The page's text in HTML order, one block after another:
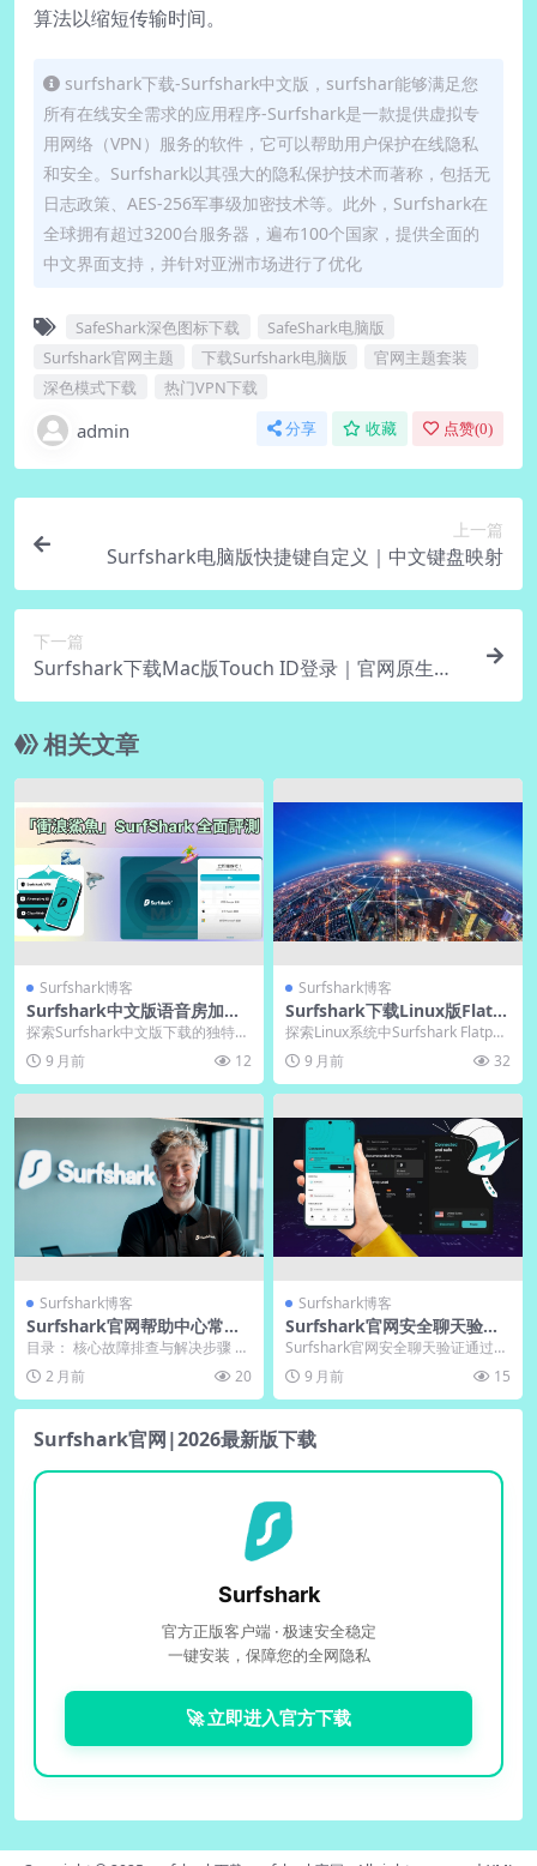
算法以缩短传输时间。
surfshark下载-Surfshark中文版，surfshar能够满足您
所有在线安全需求的应用程序-Surfshark是一款提供虚拟专
用网络（VPN）服务的软件，它可以帮助用户保护在线隐私
和安全。Surfshark以其强大的隐私保护技术而著称，包括无
日志政策、AES-256军事级加密技术等。此外，Surfshark在
全球拥有超过3200台服务器，遍布100个国家，提供全面的
中文界面支持，并针对亚洲市场进行了优化
SafeShark深色图标下载
SafeShark电脑版
Surfshark官网主题
下载Surfshark电脑版
官网主题套装
深色模式下载
热门VPN下载
admin 分享 收藏 点赞(0)
上一篇
Surfshark电脑版快捷键自定义｜中文键盘映射
下一篇
Surfshark下载Mac版Touch ID登录｜官网原生适
配
相关文章
Surfshark博客
Surfshark中文版语音房加速
｜桌面版低延迟模式
探索Surfshark中文版下载的独特魅
力，其全面汉化界面与本地化服务
极大降低中...
9 月前 12
Surfshark博客
Surfshark下载Linux版Flatp
ak｜Surfshark官网跨发行版
探索Linux系统中Surfshark Flatpak
版本的便捷安装与跨发行版兼...
9 月前 32
Surfshark博客
Surfshark官网帮助中心常见
问题自助解决
目录： 核心故障排查与解决步骤 步
骤一：基础检查 步骤二：网络与连
接问题修复 特...
2 月前 20
Surfshark博客
Surfshark官网安全聊天验证
｜下载后核对密钥图标
Surfshark官网安全聊天验证通过端
到端加密与多重认证协议保障通信
隐私，有效...
9 月前 15
Surfshark官网|2026最新版下载
Surfshark
官方正版客户端 · 极速安全稳定
一键安装，保障您的全网隐私
🚀 立即进入官方下载